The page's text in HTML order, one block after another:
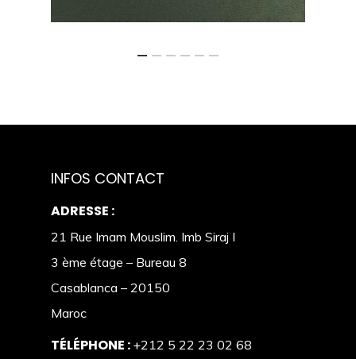
INFOS CONTACT
ADRESSE :
21 Rue Imam Mouslim. Imb Siraj I
3 ème étage – Bureau 8
Casablanca – 20150
Maroc
TÉLÉPHONE : +212 5 22 23 02 68